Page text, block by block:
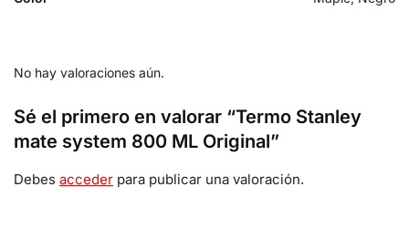
No hay valoraciones aún.
Sé el primero en valorar “Termo Stanley
mate system 800 ML Original”
Debes acceder para publicar una valoración.